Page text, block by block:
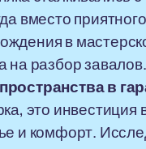
вместо приятного
в
на разбор завалов.
в
это инвестиция
и комфорт.